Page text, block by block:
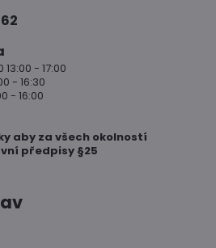
13:00 - 17:00
- 16:30
- 16:00
aby za všech okolností
předpisy §25